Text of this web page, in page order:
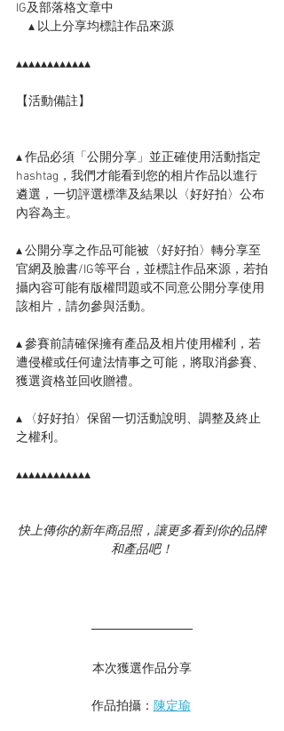
IG及部落格文章中
▴ 以上分享均標註作品來源
▴▴▴▴▴▴▴▴▴▴▴▴
【活動備註】
▴ 作品必須「公開分享」並正確使用活動指定
hashtag，我們才能看到您的相片作品以進行
遴選，一切評選標準及結果以〈好好拍〉公布
內容為主。
▴ 公開分享之作品可能被〈好好拍〉轉分享至
官網及臉書/IG等平台，並標註作品來源，若拍
攝內容可能有版權問題或不同意公開分享使用
該相片，請勿參與活動。
▴ 參賽前請確保擁有產品及相片使用權利，若
遭侵權或任何違法情事之可能，將取消參賽、
獲選資格並回收贈禮。
▴ 〈好好拍〉保留一切活動說明、調整及終止
之權利。
▴▴▴▴▴▴▴▴▴▴▴▴
快上傳你的新年商品照，讓更多看到你的品牌
和產品吧！
本次獲選作品分享
作品拍攝： 陳定瑜